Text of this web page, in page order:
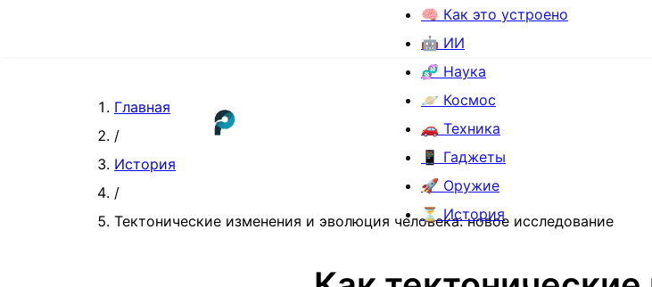
🧠 Как это устроено
🤖 ИИ
🧬 Наука
🪐 Космос
🚗 Техника
📱 Гаджеты
🚀 Оружие
⏳ История
Главная
/
История
/
Тектонические изменения и эволюция человека: новое исследование